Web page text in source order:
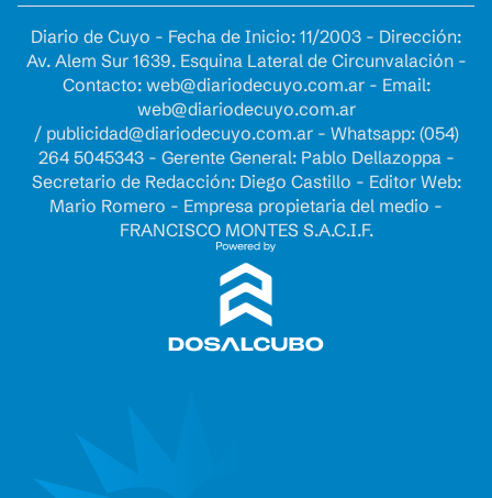
Diario de Cuyo - Fecha de Inicio: 11/2003 - Dirección:
Av. Alem Sur 1639. Esquina Lateral de Circunvalación -
Contacto: web@diariodecuyo.com.ar- Email:
web@diariodecuyo.com.ar
/ publicidad@diariodecuyo.com.ar- Whatsapp: (054)
264 5045343 - Gerente General: Pablo Dellazoppa -
Secretario de Redacción: Diego Castillo - Editor Web:
Mario Romero - Empresa propietaria del medio -
FRANCISCO MONTES S.A.C.I.F.